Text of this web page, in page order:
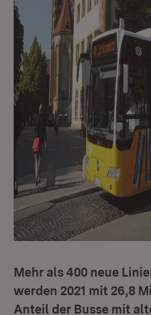
Mehr als 400 neue
werden 2021 mit 26,8
Anteil der Busse mit